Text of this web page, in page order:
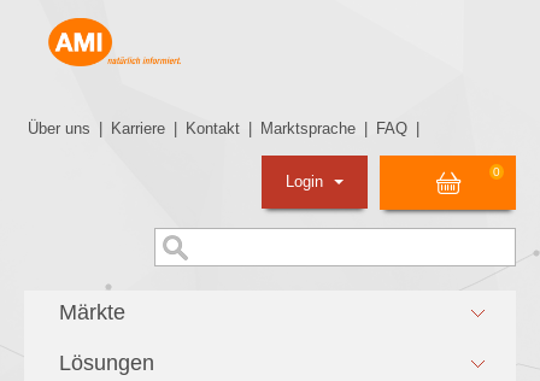
Über uns Karriere Kontakt Marktsprache FAQ
0
Login
Märkte
Lösungen